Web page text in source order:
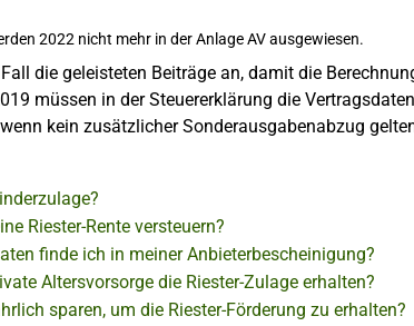
2022 nicht mehr in der Anlage AV ausgewiesen.
die geleisteten Beiträge an, damit die
müssen in der Steuererklärung die
kein zusätzlicher Sonderausgabenabzug
Riester-Rente versteuern?
finde ich in meiner Anbieterbescheinigung?
Altersvorsorge die Riester-Zulage erhalten?
sparen, um die Riester-Förderung zu erhalten?